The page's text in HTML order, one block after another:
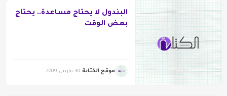
البندول لا يحتاج مساعدة.. يحتاج
بعض الوقت
موقع الكتابة 30 مارس 2009